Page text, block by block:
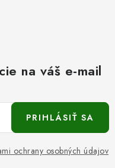
na váš e-mail
ochrany osobných údajov
PRIHLÁSIŤ SA